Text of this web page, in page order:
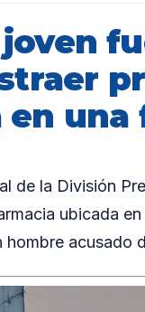
joven
una
de la División
ubicada
hombre acusado